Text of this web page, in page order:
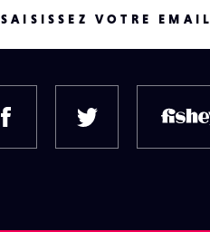
SAISISSEZ VOTRE EMAIL
FACEBOOK TWITTER